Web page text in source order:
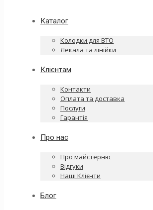
Каталог
Колодки для ВТО
Лекала та лінійки
Клієнтам
Контакти
Оплата та доставка
Послуги
Гарантія
Про нас
Про майстерню
Відгуки
Наші Клієнти
Блог